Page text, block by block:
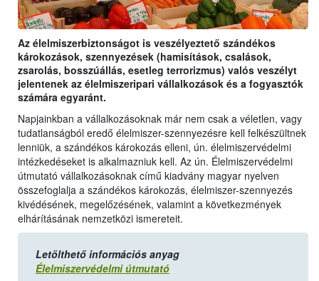
Az élelmiszerbiztonságot is veszélyeztető szándékos
károkozások, szennyezések (hamisítások, csalások,
zsarolás, bosszúállás, esetleg terrorizmus) valós veszélyt
jelentenek az élelmiszeripari vállalkozások és a fogyasztók
számára egyaránt.
Napjainkban a vállalkozásoknak már nem csak a véletlen, vagy
tudatlanságból eredő élelmiszer-szennyezésre kell felkészültnek
lenniük, a szándékos károkozás elleni, ún. élelmiszervédelmi
intézkedéseket is alkalmazniuk kell. Az ún. Élelmiszervédelmi
útmutató vállalkozásoknak című kiadvány magyar nyelven
összefoglalja a szándékos károkozás, élelmiszer-szennyezés
kivédésének, megelőzésének, valamint a következmények
elhárításának nemzetközi ismereteit.
Letölthető információs anyag
Élelmiszervédelmi útmutató